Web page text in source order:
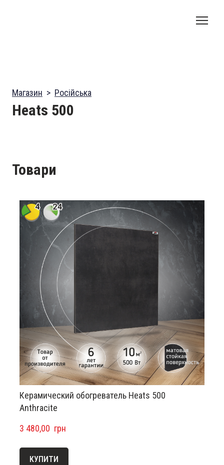
Магазин Російська
Heats 500
Товари
Керамический обогреватель Heats 500
Anthracite
3 480,00  грн
КУПИТИ